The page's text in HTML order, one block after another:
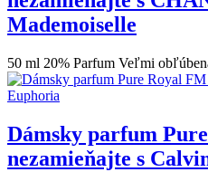
Mademoiselle
50 ml 20% Parfum Veľmi
Dámsky parfum
nezamieňajte s